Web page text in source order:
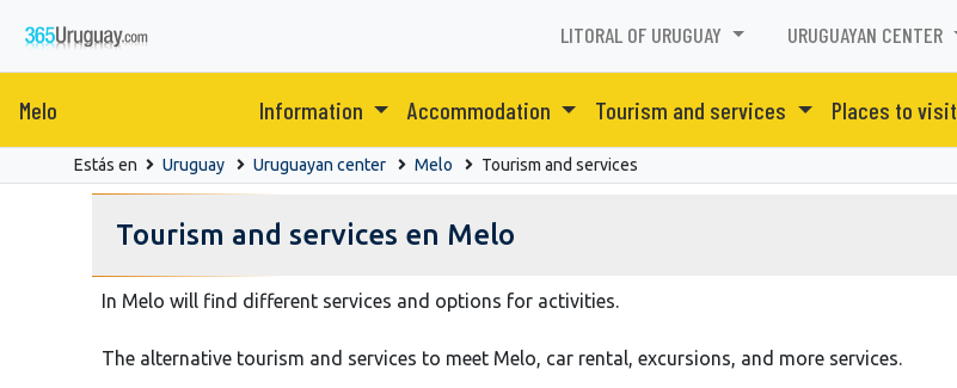
LITORAL OF URUGUAY URUGUAYAN CENTER
Melo Information Accommodation Tourism and services Places to visit
Estás en Uruguay Uruguayan center Melo Tourism and services
Tourism and services en Melo
In Melo will find different services and options for activities.
The alternative tourism and services to meet Melo, car rental, excursions, and more services.